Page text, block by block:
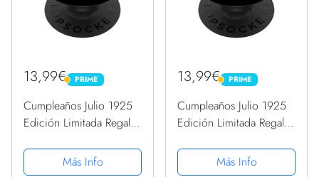
13,99€ PRIME
PRIME
Cumpleaños Julio 1925
Edición Limitada Regalo
PopGrip Intercambiable
Más Info
13,99€ PRIME
PRIME
Cumpleaños Julio 1925
Edición Limitada Regalo
PopGrip Intercambiable
Más Info